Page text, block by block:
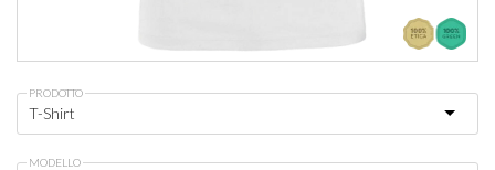
PRODOTTO
MODELLO